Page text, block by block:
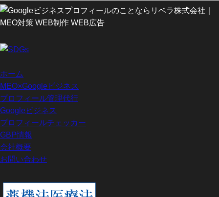
ホーム
MEO×Googleビジネス
プロフィール管理代行
Googleビジネス
プロフィールチェッカー
GBP情報
会社概要
お問い合わせ